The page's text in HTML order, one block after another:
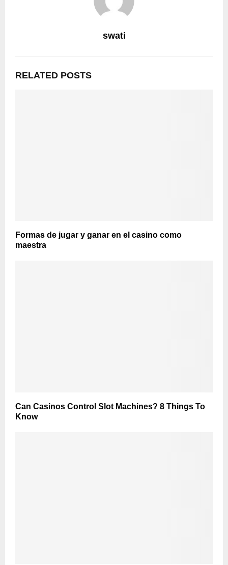
swati
RELATED POSTS
Formas de jugar y ganar en el casino como
maestra
Can Casinos Control Slot Machines? 8 Things To
Know